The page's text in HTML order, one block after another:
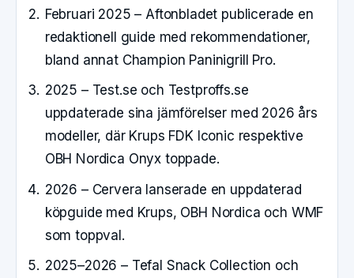
Februari 2025 – Aftonbladet publicerade en
redaktionell guide med rekommendationer,
bland annat Champion Paninigrill Pro.
2025 – Test.se och Testproffs.se
uppdaterade sina jämförelser med 2026 års
modeller, där Krups FDK Iconic respektive
OBH Nordica Onyx toppade.
2026 – Cervera lanserade en uppdaterad
köpguide med Krups, OBH Nordica och WMF
som toppval.
2025–2026 – Tefal Snack Collection och